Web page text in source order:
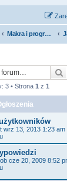
Makra i programowanie
3 • Strona 1 z 1
wrz 13, 2013 1:23 am
cze 20, 2009 8:52